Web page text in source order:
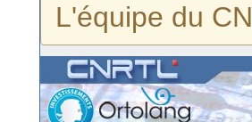
L'équipe du